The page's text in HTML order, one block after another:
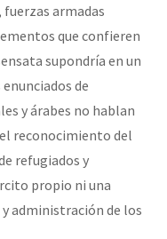
armadas
que confieren
supondría en un
de
y árabes no hablan
reconocimiento del
refugiados y
propio ni una
administración de los